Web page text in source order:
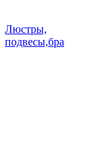
Люстры,
подвесы,бра